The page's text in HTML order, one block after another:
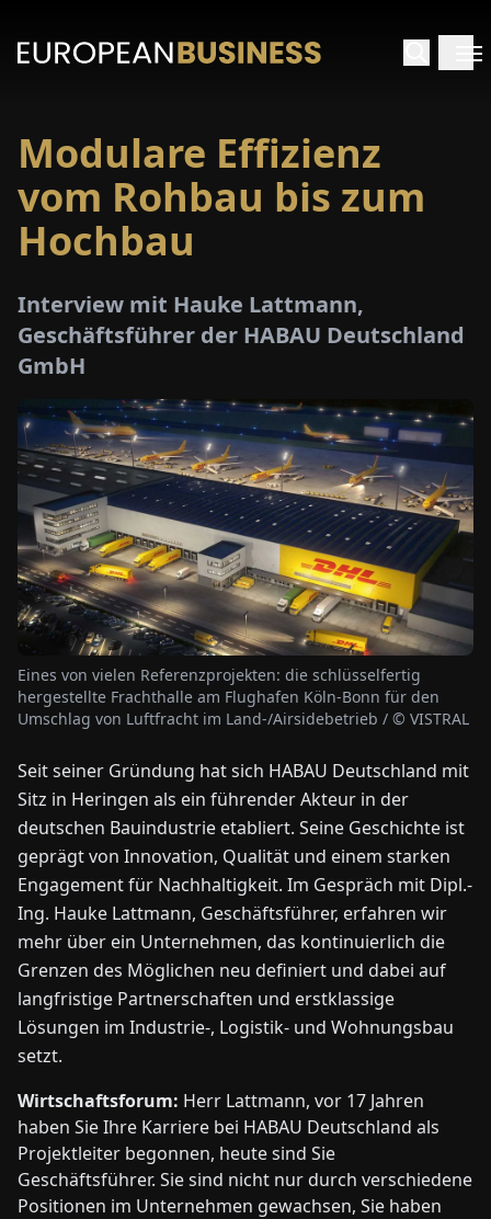
PAPER
NEWS
ÜBER
UNS
ENDEFRES ITNLPLHU
KONTAKT
ZU
UNS
Modulare Effizienz
vom Rohbau bis zum
Hochbau
Interview mit Hauke Lattmann,
Geschäftsführer der HABAU Deutschland
GmbH
Eines von vielen Referenzprojekten: die schlüsselfertig
hergestellte Frachthalle am Flughafen Köln-Bonn für den
Umschlag von Luftfracht im Land-/Airsidebetrieb / © VISTRAL
Seit seiner Gründung hat sich HABAU Deutschland mit
Sitz in Heringen als ein führender Akteur in der
deutschen Bauindustrie etabliert. Seine Geschichte ist
geprägt von Innovation, Qualität und einem starken
Engagement für Nachhaltigkeit. Im Gespräch mit Dipl.-
Ing. Hauke Lattmann, Geschäftsführer, erfahren wir
mehr über ein Unternehmen, das kontinuierlich die
Grenzen des Möglichen neu definiert und dabei auf
langfristige Partnerschaften und erstklassige
Lösungen im Industrie-, Logistik- und Wohnungsbau
setzt.
Wirtschaftsforum: Herr Lattmann, vor 17 Jahren
haben Sie Ihre Karriere bei HABAU Deutschland als
Projektleiter begonnen, heute sind Sie
Geschäftsführer. Sie sind nicht nur durch verschiedene
Positionen im Unternehmen gewachsen, Sie haben